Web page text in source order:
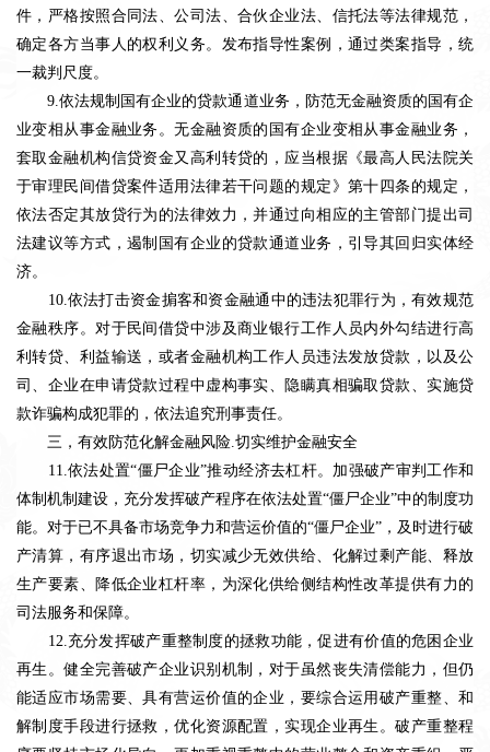
件，严格按照合同法、公司法、合伙企业法、信托法等法律规范，
确定各方当事人的权利义务。发布指导性案例，通过类案指导，统
一裁判尺度。
9.依法规制国有企业的贷款通道业务，防范无金融资质的国有企
业变相从事金融业务。无金融资质的国有企业变相从事金融业务，
套取金融机构信贷资金又高利转贷的，应当根据《最高人民法院关
于审理民间借贷案件适用法律若干问题的规定》第十四条的规定，
依法否定其放贷行为的法律效力，并通过向相应的主管部门提出司
法建议等方式，遏制国有企业的贷款通道业务，引导其回归实体经
济。
10.依法打击资金掮客和资金融通中的违法犯罪行为，有效规范
金融秩序。对于民间借贷中涉及商业银行工作人员内外勾结进行高
利转贷、利益输送，或者金融机构工作人员违法发放贷款，以及公
司、企业在申请贷款过程中虚构事实、隐瞒真相骗取贷款、实施贷
款诈骗构成犯罪的，依法追究刑事责任。
三，有效防范化解金融风险.切实维护金融安全
11.依法处置“僵尸企业”推动经济去杠杆。加强破产审判工作和
体制机制建设，充分发挥破产程序在依法处置“僵尸企业”中的制度功
能。对于已不具备市场竞争力和营运价值的“僵尸企业”，及时进行破
产清算，有序退出市场，切实减少无效供给、化解过剩产能、释放
生产要素、降低企业杠杆率，为深化供给侧结构性改革提供有力的
司法服务和保障。
12.充分发挥破产重整制度的拯救功能，促进有价值的危困企业
再生。健全完善破产企业识别机制，对于虽然丧失清偿能力，但仍
能适应市场需要、具有营运价值的企业，要综合运用破产重整、和
解制度手段进行拯救，优化资源配置，实现企业再生。破产重整程